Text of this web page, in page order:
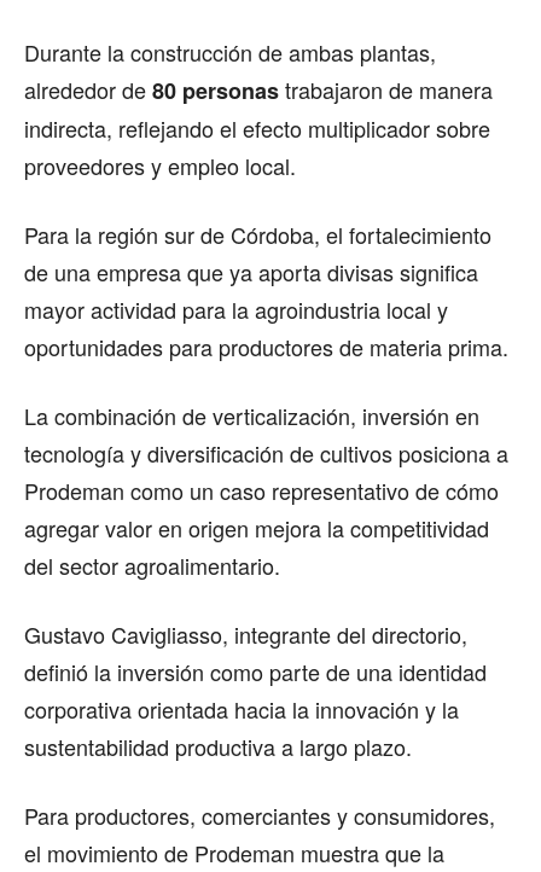
Durante la construcción de ambas plantas,
alrededor de80 personastrabajaron de manera
indirecta, reflejando el efecto multiplicador sobre
proveedores y empleo local.
Para la región sur de Córdoba, el fortalecimiento
de una empresa que ya aporta divisas significa
mayor actividad para la agroindustria local y
oportunidades para productores de materia prima.
La combinación de verticalización, inversión en
tecnología y diversificación de cultivos posiciona a
Prodeman como un caso representativo de cómo
agregar valor en origen mejora la competitividad
del sector agroalimentario.
Gustavo Cavigliasso, integrante del directorio,
definió la inversión como parte de una identidad
corporativa orientada hacia la innovación y la
sustentabilidad productiva a largo plazo.
Para productores, comerciantes y consumidores,
el movimiento de Prodeman muestra que la